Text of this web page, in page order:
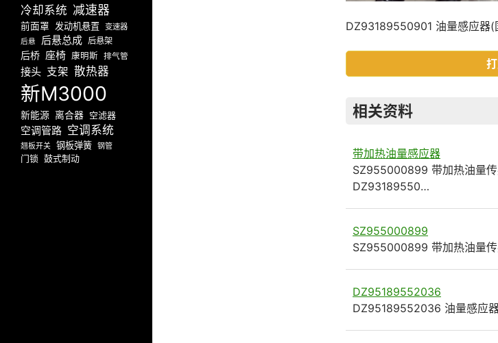
DZ93189550901 油量感应器(
相关资料
带加热油量感应器
SZ955000899 带加热油量传
DZ93189550…
SZ955000899
SZ955000899 带加热油量
DZ95189552036
DZ95189552036 油量感应
冷却系统 减速器
前面罩 发动机悬置 变速器
后悬 后悬总成 后悬架
后桥 座椅 康明斯 排气管
接头 支架 散热器
新M3000
新能源 离合器 空滤器
空调管路 空调系统
翘板开关 钢板弹簧 钢管
门锁 鼓式制动